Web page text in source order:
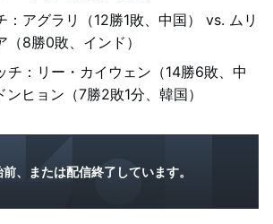
：アグラリ（12勝1敗、中国） vs. ムリ
（8勝0敗、インド）
チ：リー・カイウェン（14勝6敗、中
ヒョン（7勝2敗1分、韓国）
、または配信終了しています。